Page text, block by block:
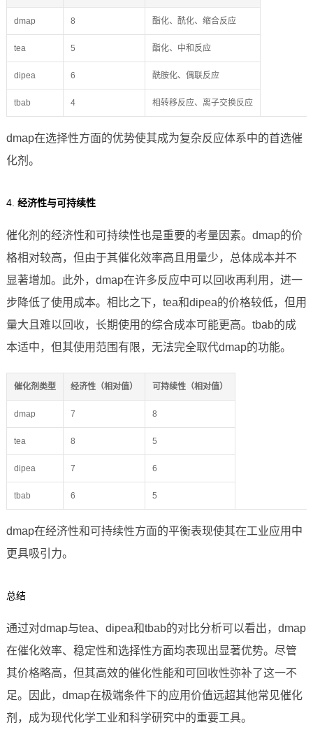
dmap 8 酯化、酰化、缩合反应
tea 5 酯化、中和反应
dipea 6 酰胺化、偶联反应
tbab 4 相转移反应、离子交换反应
dmap在选择性方面的优势使其成为复杂反应体系中的首选催
化剂。
4. 经济性与可持续性
催化剂的经济性和可持续性也是重要的考量因素。dmap的价
格相对较高，但由于其催化效率高且用量少，总体成本并不
显著增加。此外，dmap在许多反应中可以回收再利用，进一
步降低了使用成本。相比之下，tea和dipea的价格较低，但用
量大且难以回收，长期使用的综合成本可能更高。tbab的成
本适中，但其使用范围有限，无法完全取代dmap的功能。
催化剂类型 经济性（相对值） 可持续性（相对值）
dmap 7 8
tea 8 5
dipea 7 6
tbab 6 5
dmap在经济性和可持续性方面的平衡表现使其在工业应用中
更具吸引力。
总结
通过对dmap与tea、dipea和tbab的对比分析可以看出，dmap
在催化效率、稳定性和选择性方面均表现出显著优势。尽管
其价格略高，但其高效的催化性能和可回收性弥补了这一不
足。因此，dmap在极端条件下的应用价值远超其他常见催化
剂，成为现代化学工业和科学研究中的重要工具。